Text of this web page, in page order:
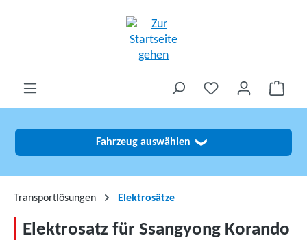
Fahrzeug auswählen ❯
Transportlösungen Elektrosätze
Elektrosatz für Ssangyong Korando